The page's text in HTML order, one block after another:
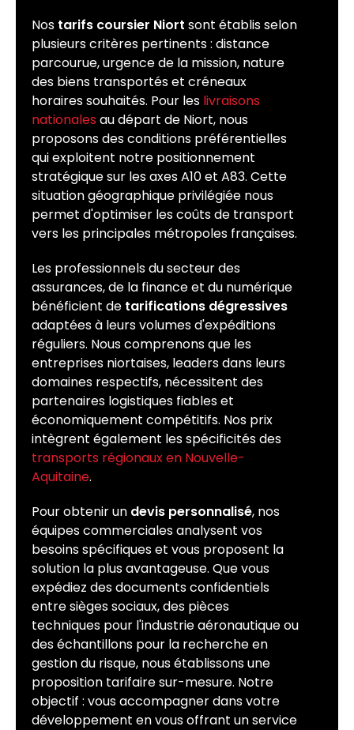
Nos tarifs coursier Niort sont établis selon
plusieurs critères pertinents : distance
parcourue, urgence de la mission, nature
des biens transportés et créneaux
horaires souhaités. Pour les livraisons
nationales au départ de Niort, nous
proposons des conditions préférentielles
qui exploitent notre positionnement
stratégique sur les axes A10 et A83. Cette
situation géographique privilégiée nous
permet d'optimiser les coûts de transport
vers les principales métropoles françaises.
Les professionnels du secteur des
assurances, de la finance et du numérique
bénéficient de tarifications dégressives
adaptées à leurs volumes d'expéditions
réguliers. Nous comprenons que les
entreprises niortaises, leaders dans leurs
domaines respectifs, nécessitent des
partenaires logistiques fiables et
économiquement compétitifs. Nos prix
intègrent également les spécificités des
transports régionaux en Nouvelle-
Aquitaine.
Pour obtenir un devis personnalisé, nos
équipes commerciales analysent vos
besoins spécifiques et vous proposent la
solution la plus avantageuse. Que vous
expédiez des documents confidentiels
entre sièges sociaux, des pièces
techniques pour l'industrie aéronautique ou
des échantillons pour la recherche en
gestion du risque, nous établissons une
proposition tarifaire sur-mesure. Notre
objectif : vous accompagner dans votre
développement en vous offrant un service